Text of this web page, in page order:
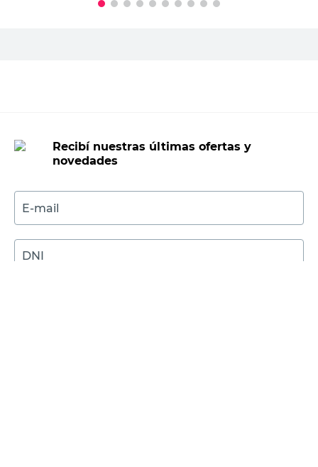
Recibí nuestras últimas ofertas y
E-mail